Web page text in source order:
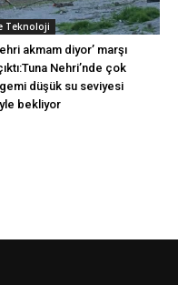
Teknoloji
akmam diyor’ marşı
Nehri’nde çok
gemi düşük su seviyesi
bekliyor